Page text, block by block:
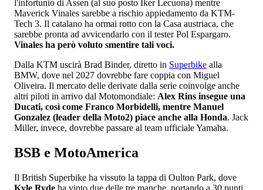
l'infortunio di Assen (al suo posto Iker Lecuona) mentre
Maverick Vinales sarebbe a rischio appiedamento da KTM-
Tech 3. Il catalano ha ormai rotto con la Casa austriaca, che
sarebbe pronta ad avvicendarlo con il tester Pol Espargaro.
Vinales ha però voluto smentire tali voci.
Dalla KTM uscirà Brad Binder, diretto in Superbike alla
BMW, dove nel 2027 dovrebbe fare coppia con Miguel
Oliveira. Il mercato delle derivate dalla serie coinvolge anche
altri piloti in arrivo dal Motomondiale: Alex Rins insegue una
Ducati, così come Franco Morbidelli, mentre Manuel
Gonzalez (leader della Moto2) piace anche alla Honda. Jack
Miller, invece, dovrebbe passare al team ufficiale Yamaha.
BSB e MotoAmerica
Il British Superbike ha vissuto la tappa di Oulton Park, dove
Kyle Ryde ha vinto due delle tre manche, portando a 30 punti